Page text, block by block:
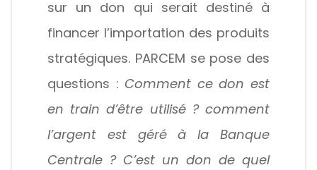
sur un don qui serait destiné à
financer l’importation des produits
stratégiques. PARCEM se pose des
questions : Comment ce don est
en train d’être utilisé ? comment
l’argent est géré à la Banque
Centrale ? C’est un don de quel